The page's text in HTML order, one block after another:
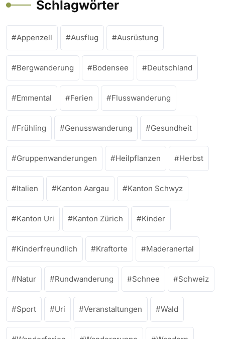
Schlagwörter
Appenzell Ausflug Ausrüstung
Bergwanderung Bodensee Deutschland
Emmental Ferien Flusswanderung
Frühling Genusswanderung Gesundheit
Gruppenwanderungen Heilpflanzen Herbst
Italien Kanton Aargau Kanton Schwyz
Kanton Uri Kanton Zürich Kinder
Kinderfreundlich Kraftorte Maderanertal
Natur Rundwanderung Schnee Schweiz
Sport Uri Veranstaltungen Wald